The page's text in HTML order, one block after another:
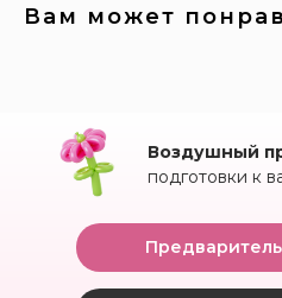
Вам может
Воздушный
подготовки к